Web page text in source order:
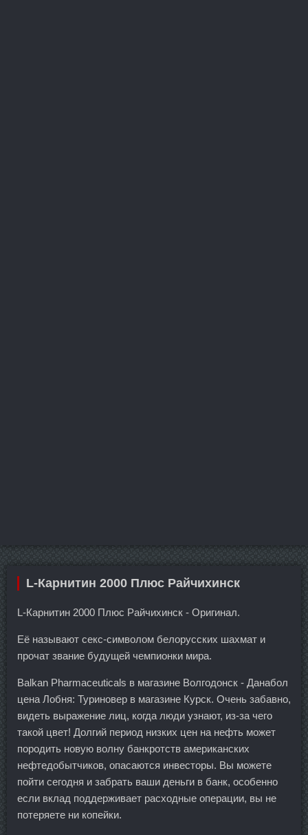
L-Карнитин 2000 Плюс Райчихинск
L-Карнитин 2000 Плюс Райчихинск - Оригинал.
Её называют секс-символом белорусских шахмат и
прочат звание будущей чемпионки мира.
Balkan Pharmaceuticals в магазине Волгодонск - Данабол
цена Лобня: Туриновер в магазине Курск. Очень забавно,
видеть выражение лиц, когда люди узнают, из-за чего
такой цвет! Долгий период низких цен на нефть может
породить новую волну банкротств американских
нефтедобытчиков, опасаются инвесторы. Вы можете
пойти сегодня и забрать ваши деньги в банк, особенно
если вклад поддерживает расходные операции, вы не
потеряете ни копейки.